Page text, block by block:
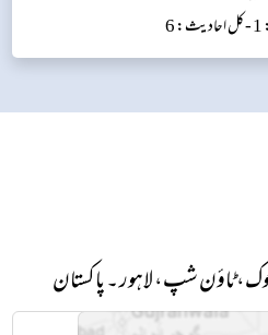
کل احادیث: 6
ٹاؤن شپ، لاہور ۔ پاکستان